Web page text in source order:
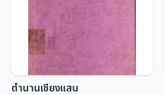
ตำนานเชียงแสน